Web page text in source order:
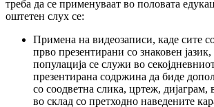
треба да се применуваат во половата
оштетен слух се:
Примена на видеозаписи, каде сите
прво презентирани со знаковен јазик,
популација се служи во
презентирана содржина да биде
со соодветна слика, цртеж,
во склад со претходно наведените